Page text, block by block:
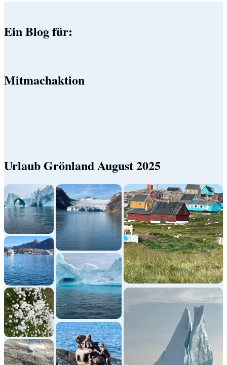
Ein Blog für:
Mitmachaktion
Urlaub Grönland August 2025